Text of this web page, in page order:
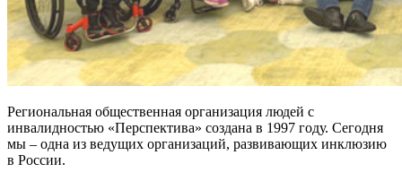
Региональная общественная организация людей с
инвалидностью «Перспектива» создана в 1997 году. Сегодня
мы – одна из ведущих организаций, развивающих инклюзию
в России.